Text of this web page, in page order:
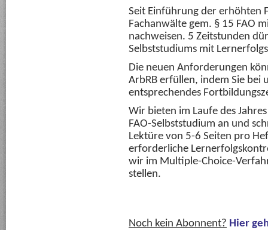
Seit Einführung der erhöhten
Fachanwälte gem. § 15 FAO
nachweisen. 5 Zeitstunden
Selbststudiums mit
Die neuen Anforderungen
ArbRB erfüllen, indem Sie bei
entsprechendes
Wir bieten im Laufe des
FAO-Selbststudium an und
Lektüre von 5-6 Seiten pro
erforderliche
wir im Multiple-Choice-
stellen.
Noch kein Abonnent? Hier